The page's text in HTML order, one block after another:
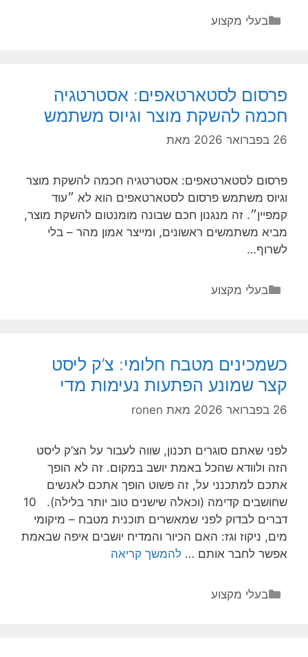
קטגוריות
בעלי מקצוע
פרסום לסטארטאפים: אסטרטגיה
חכמה להשקת מוצר וגיוס משתמש
26 בפברואר 2026 מאת
פרסום לסטארטאפים: אסטרטגיה חכמה להשקת מוצר
וגיוס משתמש פרסום לסטארטאפים הוא לא ״עוד
קמפיין״. זה מנגנון חכם שבונה מומנטום להשקת מוצר,
מביא משתמשים ראשונים, ומייצר אמון מהר – בלי
לשרוף…
קטגוריות
בעלי מקצוע
כשמכינים מטבח חלומי: צ’ק ליסט
קצר שמונע הפתעות נעימות מדי
26 בפברואר 2026 מאת ronen
לפני שאתם סוגרים תכנון, שווה לעבור על הצ’ק ליסט
הזה ולוודא שהכל באמת יושב במקום. זה לא הופך
אתכם למתכנני על, זה פשוט הופך אתכם לאנשים
שחושבים קדימה (וכאלה שישנים טוב יותר בלילה). 10
דברים לבדוק לפני שמאשרים תוכנית מטבח – מיקומי
מים, ניקוז וגז: האם הכיור והמדיח יושבים איפה שבאמת
אפשר לחבר אותם … להמשך קריאה
קטגוריות
בעלי מקצוע